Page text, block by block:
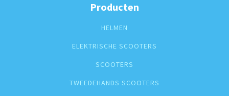
Producten
HELMEN
ELEKTRISCHE SCOOTERS
SCOOTERS
TWEEDEHANDS SCOOTERS